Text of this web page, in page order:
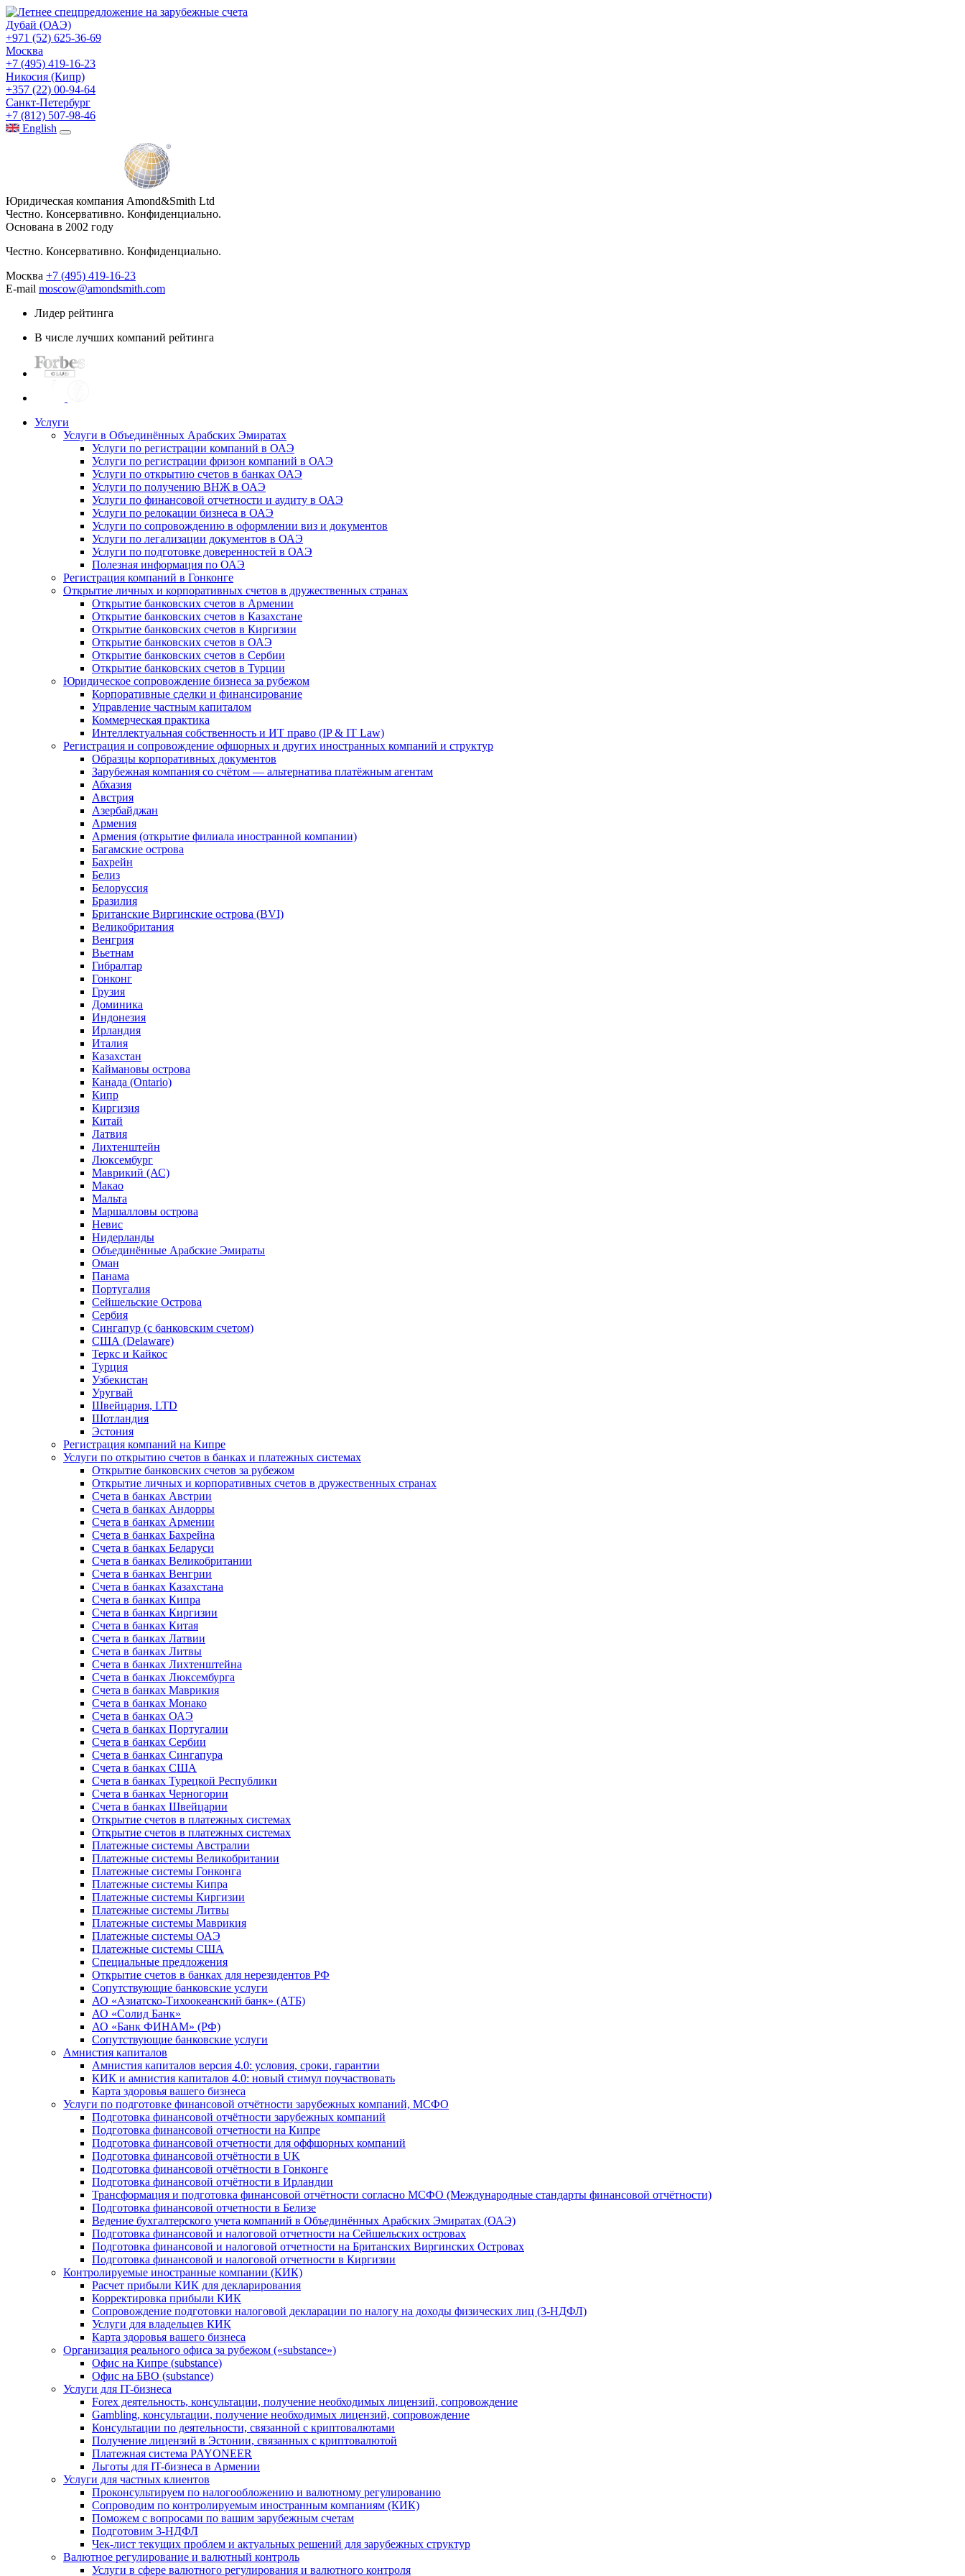
Дубай (ОАЭ)
+971 (52) 625-36-69
Москва
+7 (495) 419-16-23
Никосия (Кипр)
+357 (22) 00-94-64
Санкт-Петербург
+7 (812) 507-98-46
English
Юридическая компания Amond&Smith Ltd
Честно. Консервативно. Конфиденциально.
Основана в 2002 году
Честно. Консервативно. Конфиденциально.
Москва +7 (495) 419-16-23
E-mail moscow@amondsmith.com
Лидер рейтинга
В числе лучших компаний рейтинга
Услуги
Услуги в Объединённых Арабских Эмиратах
Услуги по регистрации компаний в ОАЭ
Услуги по регистрации фризон компаний в ОАЭ
Услуги по открытию счетов в банках ОАЭ
Услуги по получению ВНЖ в ОАЭ
Услуги по финансовой отчетности и аудиту в ОАЭ
Услуги по релокации бизнеса в ОАЭ
Услуги по сопровождению в оформлении виз и документов
Услуги по легализации документов в ОАЭ
Услуги по подготовке доверенностей в ОАЭ
Полезная информация по ОАЭ
Регистрация компаний в Гонконге
Открытие личных и корпоративных счетов в дружественных странах
Открытие банковских счетов в Армении
Открытие банковских счетов в Казахстане
Открытие банковских счетов в Киргизии
Открытие банковских счетов в ОАЭ
Открытие банковских счетов в Сербии
Открытие банковских счетов в Турции
Юридическое сопровождение бизнеса за рубежом
Корпоративные сделки и финансирование
Управление частным капиталом
Коммерческая практика
Интеллектуальная собственность и ИТ право (IP & IT Law)
Регистрация и сопровождение офшорных и других иностранных компаний и структур
Образцы корпоративных документов
Зарубежная компания со счётом — альтернатива платёжным агентам
Абхазия
Австрия
Азербайджан
Армения
Армения (открытие филиала иностранной компании)
Багамские острова
Бахрейн
Белиз
Белоруссия
Бразилия
Британские Виргинские острова (BVI)
Великобритания
Венгрия
Вьетнам
Гибралтар
Гонконг
Грузия
Доминика
Индонезия
Ирландия
Италия
Казахстан
Каймановы острова
Канада (Ontario)
Кипр
Киргизия
Китай
Латвия
Лихтенштейн
Люксембург
Маврикий (АС)
Макао
Мальта
Маршалловы острова
Нeвис
Нидерланды
Объединённые Арабские Эмираты
Оман
Панама
Португалия
Сейшельские Острова
Сербия
Сингапур (c банковским счетом)
США (Delaware)
Теркс и Кайкос
Турция
Узбекистан
Уругвай
Швейцария, LTD
Шотландия
Эстония
Регистрация компаний на Кипре
Услуги по открытию счетов в банках и платежных системах
Открытие банковских счетов за рубежом
Открытие личных и корпоративных счетов в дружественных странах
Счета в банках Австрии
Счета в банках Андорры
Счета в банках Армении
Счета в банках Бахрейна
Счета в банках Беларуси
Счета в банках Великобритании
Счета в банках Венгрии
Счета в банках Казахстана
Счета в банках Кипра
Счета в банках Киргизии
Счета в банках Китая
Счета в банках Латвии
Счета в банках Литвы
Счета в банках Лихтенштейна
Счета в банках Люксембурга
Счета в банках Маврикия
Счета в банках Монако
Счета в банках ОАЭ
Счета в банках Португалии
Счета в банках Сербии
Счета в банках Сингапура
Счета в банках США
Счета в банках Турецкой Республики
Счета в банках Черногории
Счета в банках Швейцарии
Открытие счетов в платежных системах
Открытие счетов в платежных системах
Платежные системы Австралии
Платежные системы Великобритании
Платежные системы Гонконга
Платежные системы Кипра
Платежные системы Киргизии
Платежные системы Литвы
Платежные системы Маврикия
Платежные системы ОАЭ
Платежные системы США
Специальные предложения
Открытие счетов в банках для нерезидентов РФ
Сопутствующие банковские услуги
АО «Азиатско-Тихоокеанский банк» (АТБ)
АО «Солид Банк»
АО «Банк ФИНАМ» (РФ)
Сопутствующие банковские услуги
Амнистия капиталов
Амнистия капиталов версия 4.0: условия, сроки, гарантии
КИК и амнистия капиталов 4.0: новый стимул поучаствовать
Карта здоровья вашего бизнеса
Услуги по подготовке финансовой отчётности зарубежных компаний, МСФО
Подготовка финансовой отчётности зарубежных компаний
Подготовка финансовой отчетности на Кипре
Подготовка финансовой отчетности для оффшорных компаний
Подготовка финансовой отчётности в UK
Подготовка финансовой отчётности в Гонконге
Подготовка финансовой отчётности в Ирландии
Трансформация и подготовка финансовой отчётности согласно МСФО (Международные стандарты финансовой отчётности)
Подготовка финансовой отчетности в Белизе
Ведение бухгалтерского учета компаний в Объединённых Арабских Эмиратах (ОАЭ)
Подготовка финансовой и налоговой отчетности на Сейшельских островах
Подготовка финансовой и налоговой отчетности на Британских Виргинских Островах
Подготовка финансовой и налоговой отчетности в Киргизии
Контролируемые иностранные компании (КИК)
Расчет прибыли КИК для декларирования
Корректировка прибыли КИК
Сопровождение подготовки налоговой декларации по налогу на доходы физических лиц (3-НДФЛ)
Услуги для владельцев КИК
Карта здоровья вашего бизнеса
Организация реального офиса за рубежом («substance»)
Офис на Кипре (substance)
Офис на БВО (substance)
Услуги для IT-бизнеса
Forex деятельность, консультации, получение необходимых лицензий, сопровождение
Gambling, консультации, получение необходимых лицензий, сопровождение
Консультации по деятельности, связанной с криптовалютами
Получение лицензий в Эстонии, связанных с криптовалютой
Платежная система PAYONEER
Льготы для IT-бизнеса в Армении
Услуги для частных клиентов
Проконсультируем по налогообложению и валютному регулированию
Сопроводим по контролируемым иностранным компаниям (КИК)
Поможем с вопросами по вашим зарубежным счетам
Подготовим 3-НДФЛ
Чек-лист текущих проблем и актуальных решений для зарубежных структур
Валютное регулирование и валютный контроль
Услуги в сфере валютного регулирования и валютного контроля